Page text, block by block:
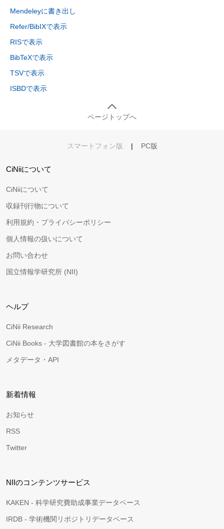
Mendeleyに書き出し
Refer/BibIXで表示
RISで表示
BibTeXで表示
TSVで表示
ISBDで表示
ページトップへ
スマートフォン版 | PC版
CiNiiについて
CiNiiについて
収録刊行物について
利用規約・プライバシーポリシー
個人情報の扱いについて
お問い合わせ
国立情報学研究所 (NII)
ヘルプ
CiNii Research
CiNii Books - 大学図書館の本をさがす
メタデータ・API
新着情報
お知らせ
RSS
Twitter
NIIのコンテンツサービス
KAKEN - 科学研究費助成事業データベース
IRDB - 学術機関リポジトリデータベース